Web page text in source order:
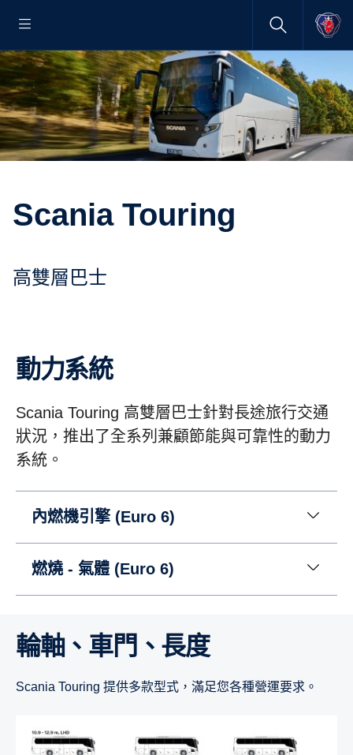
Scania Touring
高雙層巴士
動力系統
Scania Touring 高雙層巴士針對長途旅行交通
狀況，推出了全系列兼顧節能與可靠性的動力
系統。
內燃機引擎 (Euro 6)
燃燒 - 氣體 (Euro 6)
輪軸、車門、長度
Scania Touring 提供多款型式，滿足您各種營運要求。